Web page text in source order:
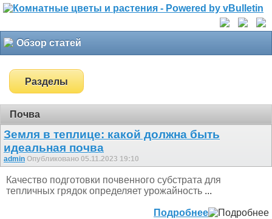
Обзор статей
Разделы
Почва
Земля в теплице: какой должна быть
идеальная почва
admin Опубликовано 05.11.2023 19:10
Качество подготовки почвенного субстрата для
тепличных грядок определяет урожайность ...
Подробнее